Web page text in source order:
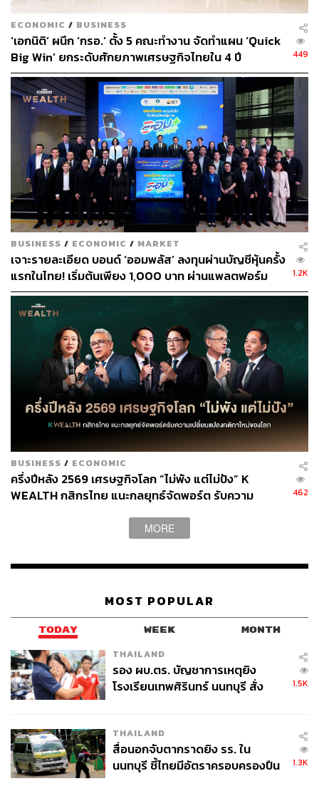
ECONOMIC / BUSINESS
‘เอกนิติ’ ผนึก ‘กรอ.’ ตั้ง 5 คณะทำงาน จัดทำแผน ‘Quick
Big Win’ ยกระดับศักยภาพเศรษฐกิจไทยใน 4 ปี
449
BUSINESS / ECONOMIC / MARKET
เจาะรายละเอียด บอนด์ ‘ออมพลัส’ ลงทุนผ่านบัญชีหุ้นครั้ง
แรกในไทย! เริ่มต้นเพียง 1,000 บาท ผ่านแพลตฟอร์ม
Bond Connect ก่อนเปิดจองซื้อ 3-5 ส.ค.นี้
1.2K
BUSINESS / ECONOMIC
ครึ่งปีหลัง 2569 เศรษฐกิจโลก “ไม่พัง แต่ไม่ปัง” K
WEALTH กสิกรไทย แนะกลยุทธ์จัดพอร์ต รับความ
462
MORE
MOST POPULAR
TODAY WEEK MONTH
THAILAND
รอง ผบ.ตร. บัญชาการเหตุยิง
โรงเรียนเทพศิรินทร์ นนทบุรี สั่ง
1.5K
THAILAND
สื่อนอกจับตากราดยิง รร. ใน
นนทบุรี ชี้ไทยมีอัตราครอบครองปืน
1.3K